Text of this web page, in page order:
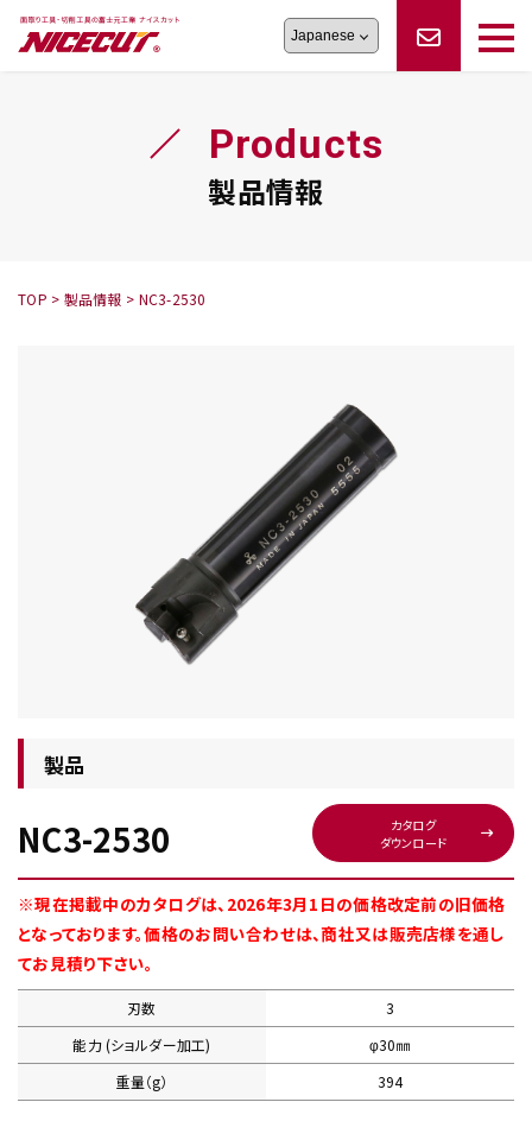
旋盤工具シリーズ
シリーズ
工具・部品一覧
生産終了品
オーダー品依頼
フェイス・ショルダーシリーズかんたんオーダー
トラブルシューティング
ロックピンの逆ジメに注意
Products
製品情報
TOP > 製品情報 > NC3-2530
製品
NC3-2530
カタログ
ダウンロード
※現在掲載中のカタログは、2026年3月1日の価格改定前の旧価格
となっております。価格のお問い合わせは、商社又は販売店様を通し
てお見積り下さい。
刃数
3
能力 (ショルダー加工)
φ30㎜
重量（g）
394